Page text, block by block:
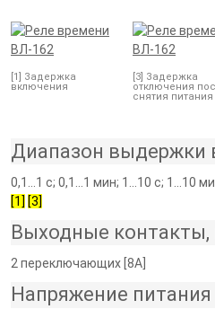
[1] Задержка
включения
[3] Задержка
отключения
снятия питания
Диапазон выдержки
0,1...1 с; 0,1...1 мин; 1...10 с; 1...10
[1] [3]
Выходные
2 переключающих [8А]
Напряжение питания